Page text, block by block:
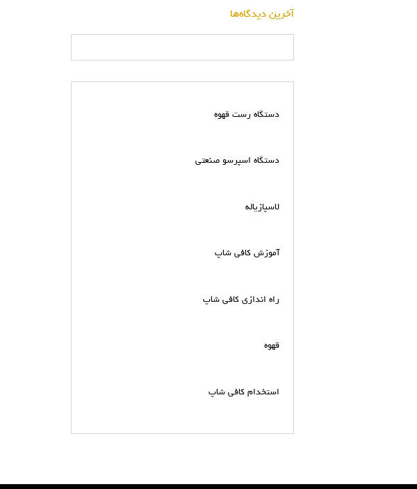
آخرین دیدگاه‌ها
دستگاه رست قهوه
دستگاه اسپرسو صنعتی
لاسپازیاله
آموزش کافی شاپ
راه اندازی کافی شاپ
قهوه
استخدام کافی شاپ